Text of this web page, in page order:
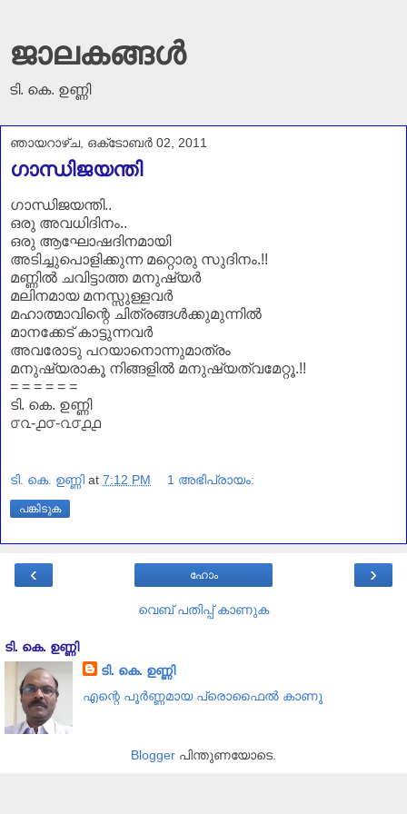
ജാലകങ്ങൾ
ടി. കെ. ഉണ്ണി
ഞായറാഴ്‌ച, ഒക്‌ടോബർ 02, 2011
ഗാന്ധിജയന്തി
ഗാന്ധിജയന്തി..
ഒരു അവധിദിനം..
ഒരു ആഘോഷദിനമായി
അടിച്ചുപൊളിക്കുന്ന മറ്റൊരു സുദിനം.!!
മണ്ണിൽ ചവിട്ടാത്ത മനുഷ്യർ
മലിനമായ മനസ്സുള്ളവർ
മഹാത്മാവിന്റെ ചിത്രങ്ങൾക്കുമുന്നിൽ
മാനക്കേട് കാട്ടുന്നവർ
അവരോടു പറയാനൊന്നുമാത്രം
മനുഷ്യരാകൂ നിങ്ങളിൽ മനുഷ്യത്വമേറ്റൂ.!!
= = = = = =
ടി. കെ. ഉണ്ണി
൦൨-൧൦-൨൦൧൧
ടി. കെ. ഉണ്ണി at 7:12 PM 1 അഭിപ്രായം:
പങ്കിടുക
‹ ›
ഹോം
വെബ് പതിപ്പ് കാണുക
ടി. കെ. ഉണ്ണി
ടി. കെ. ഉണ്ണി
എന്റെ പൂര്‍ണ്ണമായ പ്രൊഫൈൽ കാണൂ
Blogger പിന്തുണയോടെ.